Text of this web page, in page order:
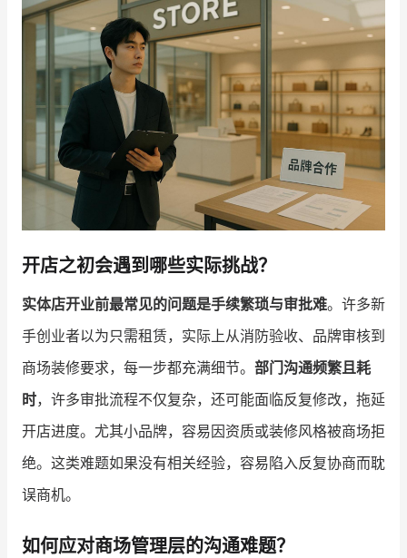
商家社区 社群交流
合作共进
入驻有赞 认证代理商
认证服务商 设计服务商
有赞云 数据通服务
开店之初会遇到哪些实际挑战？
实体店开业前最常见的问题是手续繁琐与审批难。许多新
手创业者以为只需租赁，实际上从消防验收、品牌审核到
商场装修要求，每一步都充满细节。 部门沟通频繁且耗
时，许多审批流程不仅复杂，还可能面临反复修改，拖延
开店进度。尤其小品牌，容易因资质或装修风格被商场拒
绝。这类难题如果没有相关经验，容易陷入反复协商而耽
误商机。
如何应对商场管理层的沟通难题？